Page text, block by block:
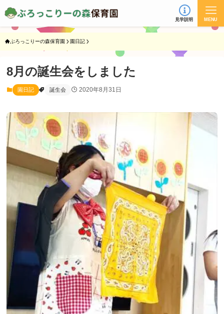
見学説明 MENU
ぶろっこりーの森保育園 園日記
8月の誕生会をしました
園日記 誕生会 2020年8月31日